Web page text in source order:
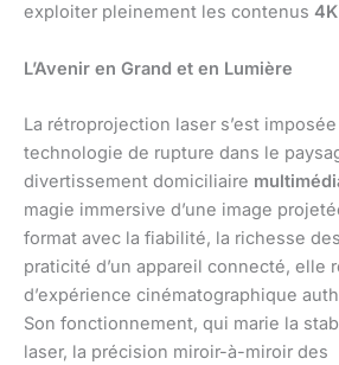
exploiter pleinement les contenus 4K
L’Avenir en Grand et en Lumière
La rétroprojection laser s’est
technologie de rupture dans le
divertissement domiciliaire
magie immersive d’une image
format avec la fiabilité, la richesse
praticité d’un appareil connecté, elle
d’expérience cinématographique
Son fonctionnement, qui marie la
laser, la précision miroir-à-miroir des